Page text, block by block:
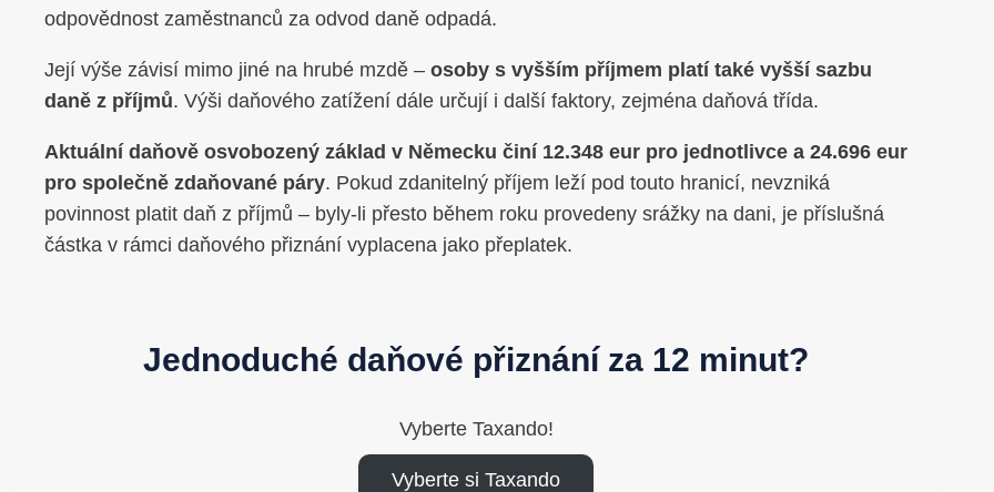
odpovědnost zaměstnanců za odvod daně odpadá.
Její výše závisí mimo jiné na hrubé mzdě – osoby s vyšším příjmem platí také vyšší sazbu
daně z příjmů. Výši daňového zatížení dále určují i další faktory, zejména daňová třída.
Aktuální daňově osvobozený základ v Německu činí 12.348 eur pro jednotlivce a 24.696 eur
pro společně zdaňované páry. Pokud zdanitelný příjem leží pod touto hranicí, nevzniká
povinnost platit daň z příjmů – byly-li přesto během roku provedeny srážky na dani, je příslušná
částka v rámci daňového přiznání vyplacena jako přeplatek.
Jednoduché daňové přiznání za 12 minut?
Vyberte Taxando!
Vyberte si Taxando